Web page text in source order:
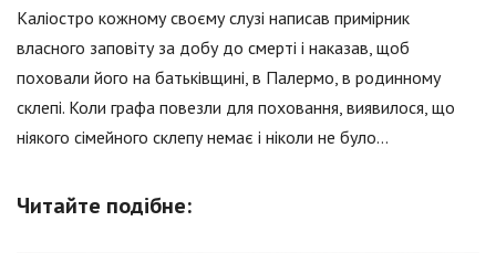
Каліостро кожному своєму слузі написав примірник
власного заповіту за добу до смерті і наказав, щоб
поховали його на батьківщині, в Палермо, в родинному
склепі. Коли графа повезли для поховання, виявилося, що
ніякого сімейного склепу немає і ніколи не було…
Читайте подібне: